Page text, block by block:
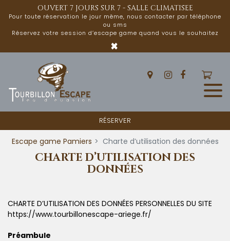
OUVERT 7 JOURS SUR 7 - SALLE CLIMATISEE
Pour toute réservation le jour même, nous contacter par téléphone
ou sms
Réservez votre session d’escape game quand vous le souhaitez
×
RÉSERVER
Escape game Pamiers Charte d’utilisation des données
CHARTE D’UTILISATION DES
DONNÉES
CHARTE D’UTILISATION DES DONNÉES PERSONNELLES DU SITE
https://www.tourbillonescape-ariege.fr/
Préambule
Panneau de gestion des cookies